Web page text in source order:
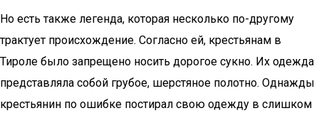
Но есть также легенда, которая несколько по-другому
трактует происхождение. Согласно ей, крестьянам в
Тироле было запрещено носить дорогое сукно. Их одежда
представляла собой грубое, шерстяное полотно. Однажды
крестьянин по ошибке постирал свою одежду в слишком